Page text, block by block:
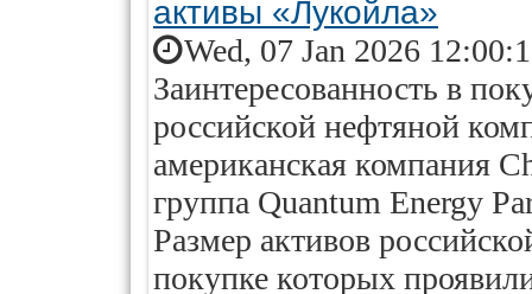
активы «Лукойла»
Wed, 07 Jan 2026
Заинтересованность в
российской нефтяной
американская компания
группа Quantum Energy
Размер активов
покупке которых